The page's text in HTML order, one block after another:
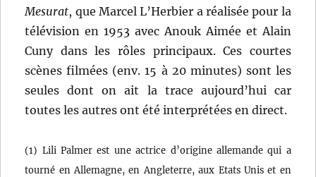
Mesurat, que Marcel L’Herbier a réalisée pour la
télévision en 1953 avec Anouk Aimée et Alain
Cuny dans les rôles principaux. Ces courtes
scènes filmées (env. 15 à 20 minutes) sont les
seules dont on ait la trace aujourd’hui car
toutes les autres ont été interprétées en direct.
(1) Lili Palmer est une actrice d’origine allemande qui a
tourné en Allemagne, en Angleterre, aux Etats Unis et en